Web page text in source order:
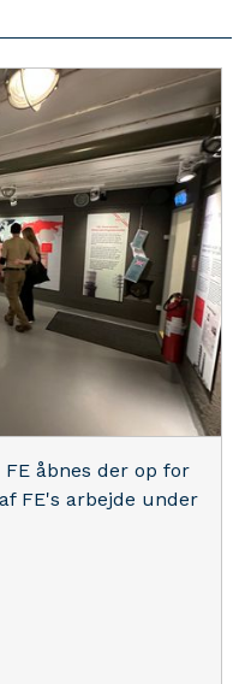
åbnes der op for
FE's arbejde under